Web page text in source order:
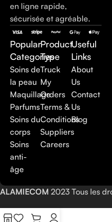
en ligne rapide,
sécurisée et agréable.
Popular
Categories
Soins de
la peau
Maquillage
Parfums
Soins du
corps
Soins
anti-
âge
Product
Type
Truck
My
Orders
Terms &
Conditions
Suppliers
Careers
Useful
Links
About
Us
Contact
Us
Blog
ALAMIECOM 2023 Tous les